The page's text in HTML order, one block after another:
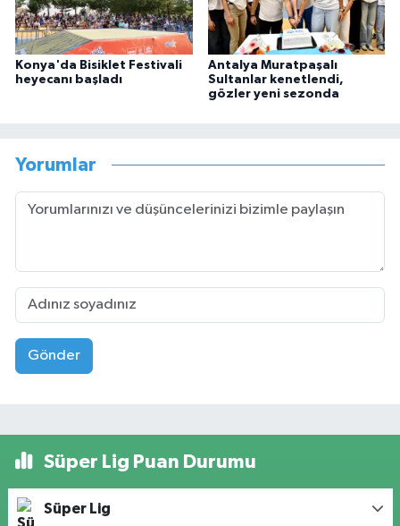
Konya'da Bisiklet Festivali
heyecanı başladı
Antalya Muratpaşalı
Sultanlar kenetlendi,
gözler yeni sezonda
Yorumlar
Gönder
Süper Lig Puan Durumu
Süper Lig